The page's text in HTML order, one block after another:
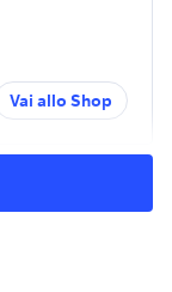
Vai allo Shop